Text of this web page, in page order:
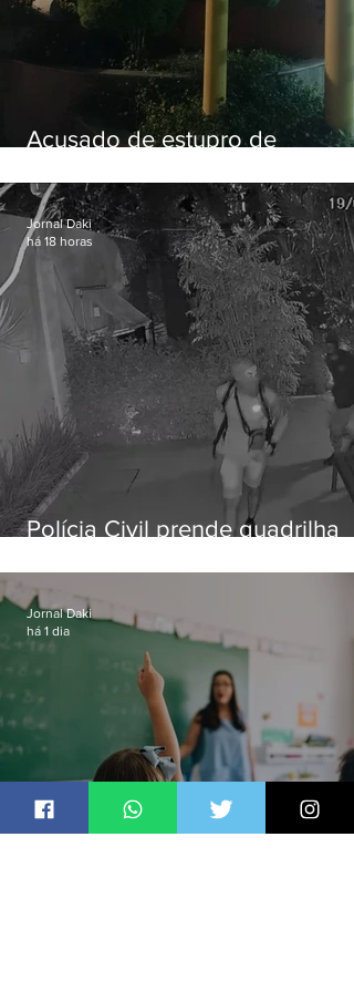
Acusado de estupro de
Polícia Civil prende quadrilha
residências de luxo no Rio
Jornal Daki
há 18 horas
Jornal Daki
há 1 dia